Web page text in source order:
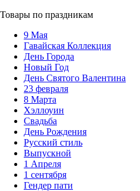
Товары по праздникам
9 Мая
Гавайская Коллекция
День Города
Новый Год
День Святого Валентина
23 февраля
8 Марта
Хэллоуин
Свадьба
День Рождения
Русский стиль
Выпускной
1 Апреля
1 сентября
Гендер пати